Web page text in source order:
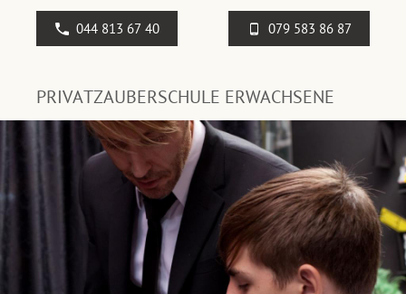
044 813 67 40 079 583 86 87
PRIVATZAUBERSCHULE ERWACHSENE